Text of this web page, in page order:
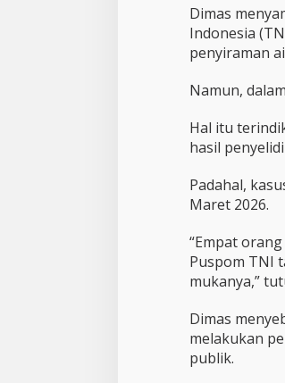
Dimas
Indonesia
penyiraman
Namun,
Hal itu
hasil
Padahal,
Maret 2026.
“Empat
Puspom TNI
mukanya,”
Dimas
melakukan
publik.